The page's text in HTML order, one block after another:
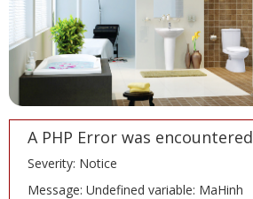
A PHP Error was encountered
Severity: Notice
Message: Undefined variable: MaHinh